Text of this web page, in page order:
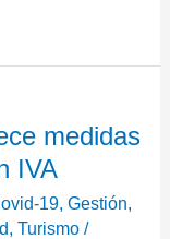
medidas
IVA
19,Gestión,
,Turismo /